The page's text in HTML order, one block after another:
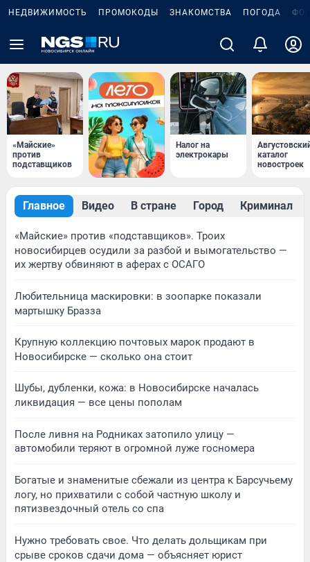
НЕДВИЖИМОСТЬ ПРОМОКОДЫ ЗНАКОМСТВА ПОГОДА
«Майские»
против
подставщиков
Налог на
электрокары
каталог
новостроек
Главное Видео В стране Город Криминал
«Майские» против «подставщиков». Троих
новосибирцев осудили за разбой и вымогательство —
их жертву обвиняют в аферах с ОСАГО
Любительница маскировки: в зоопарке показали
мартышку Бразза
Крупную коллекцию почтовых марок продают в
Новосибирске — сколько она стоит
Шубы, дубленки, кожа: в Новосибирске началась
ликвидация — все цены пополам
После ливня на Родниках затопило улицу —
автомобили теряют в огромной луже госномера
Богатые и знаменитые сбежали из центра к Барсучьему
логу, но прихватили с собой частную школу и
пятизвездочный отель со спа
Нужно требовать свое. Что делать дольщикам при
срыве сроков сдачи дома — объясняет юрист